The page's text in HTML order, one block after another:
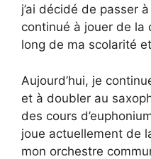
j’ai décidé de passer
continué à jouer de la
long de ma scolarité
Aujourd’hui, je
et à doubler au
des cours
joue actuellement de
mon orchestre